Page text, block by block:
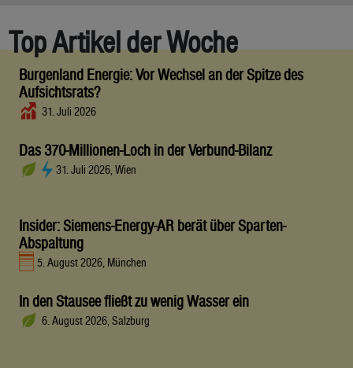
Top Artikel der Woche
Burgenland Energie: Vor Wechsel an der Spitze des
Aufsichtsrats?
31. Juli 2026
Das 370-Millionen-Loch in der Verbund-Bilanz
31. Juli 2026, Wien
Insider: Siemens-Energy-AR berät über Sparten-
Abspaltung
5. August 2026, München
In den Stausee fließt zu wenig Wasser ein
6. August 2026, Salzburg